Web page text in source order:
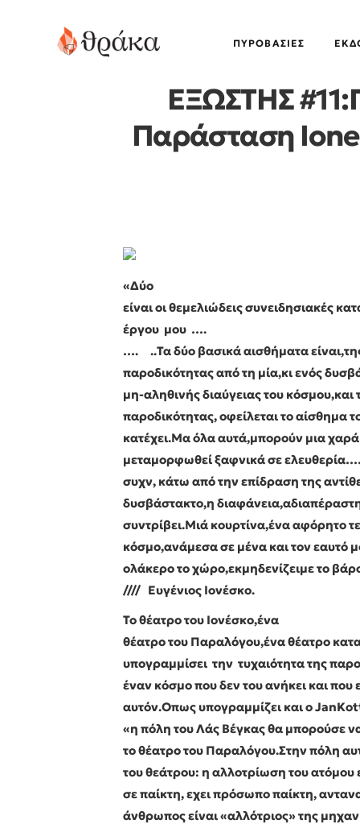
ΠΥΡΟΒΑΣΊΕΣ
ΕΞΩΣΤΗΣ
Παράσταση
«Δύο
είναι οι θεμελιώδεις συνειδησιακές
έργου μου ….
…. ..Τα δύο βασικά αισθήματα
παροδικότητας από τη μία,κι ενός
μη-αληθινής διαύγειας του
παροδικότητας, οφείλεται το αίσθημα
κατέχει.Μα όλα αυτά,μπορούν μια
μεταμορφωθεί ξαφνικά σε
συχν, κάτω από την επίδραση της
δυσβάστακτο,η
συντρίβει.Μιά κουρτίνα,ένα αφόρητο
κόσμο,ανάμεσα σε μένα και τον εαυτό
ολάκερο το χώρο,εκμηδενίζειμε το
//// Ευγένιος Ιονέσκο.
Το θέατρο του Ιονέσκο,ένα
θέατρο του Παραλόγου,ένα θέατρο
υπογραμμίσει την τυχαιότητα της
έναν κόσμο που δεν του ανήκει και που
αυτόν.Οπως υπογραμμίζει και οJan
«η πόλη του Λάς Βέγκας θα μπορούσε να
το θέατρο του Παραλόγου.Στην πόλη
του θεάτρου: η αλλοτρίωση του
σε παίκτη, εχει πρόσωπο παίκτη,
άνθρωπος είναι «αλλότριος» της